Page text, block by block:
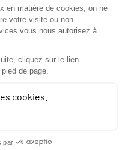
MC 120/48 SL